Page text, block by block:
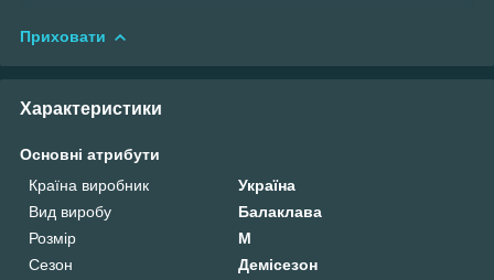
Приховати
Характеристики
Основні атрибути
Країна виробник
Україна
Вид виробу
Балаклава
Розмір
M
Сезон
Демісезон